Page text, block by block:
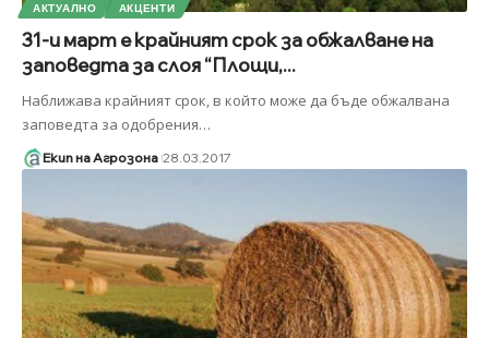
АКТУАЛНО АКЦЕНТИ
31-и март е крайният срок за обжалване на
заповедта за слоя “Площи,...
Наближава крайният срок, в който може да бъде обжалвана
заповедта за одобрения…
Екип на Агрозона 28.03.2017